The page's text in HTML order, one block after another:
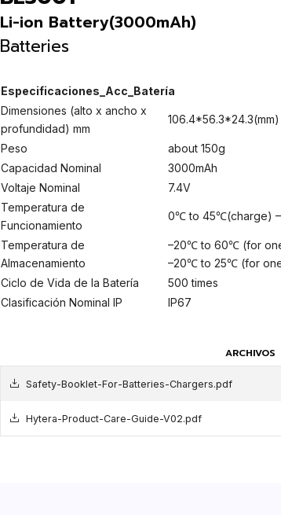
Li-ion Battery(3000mAh)
Batteries
Especificaciones_Acc_Batería
Dimensiones (alto x ancho x
profundidad) mm
106.4*56.3*24.3(mm)
Peso
about 150g
Capacidad Nominal
3000mAh
Voltaje Nominal
7.4V
Temperatura de
Funcionamiento
0℃ to 45℃(charge)
Temperatura de
Almacenamiento
–20℃ to 60℃ (for
–20℃ to 25℃ (for
Ciclo de Vida de la Batería
500 times
Clasificación Nominal IP
IP67
ARCHIVOS
Safety-Booklet-For-Batteries-Chargers.pdf
Hytera-Product-Care-Guide-V02.pdf